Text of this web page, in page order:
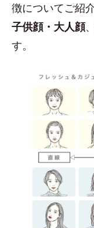
徴についてご紹
子供顔・大人顔、
す。